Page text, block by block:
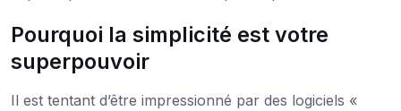
Pourquoi la simplicité est votre
superpouvoir
Il est tentant d’être impressionné par des logiciels «